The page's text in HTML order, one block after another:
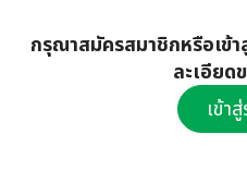
กรุณาสมัครสมาชิกหรือเข้า
ละเอียด
เข้า